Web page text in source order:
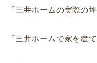
「三井ホームの実際の
「三井ホームで家を建